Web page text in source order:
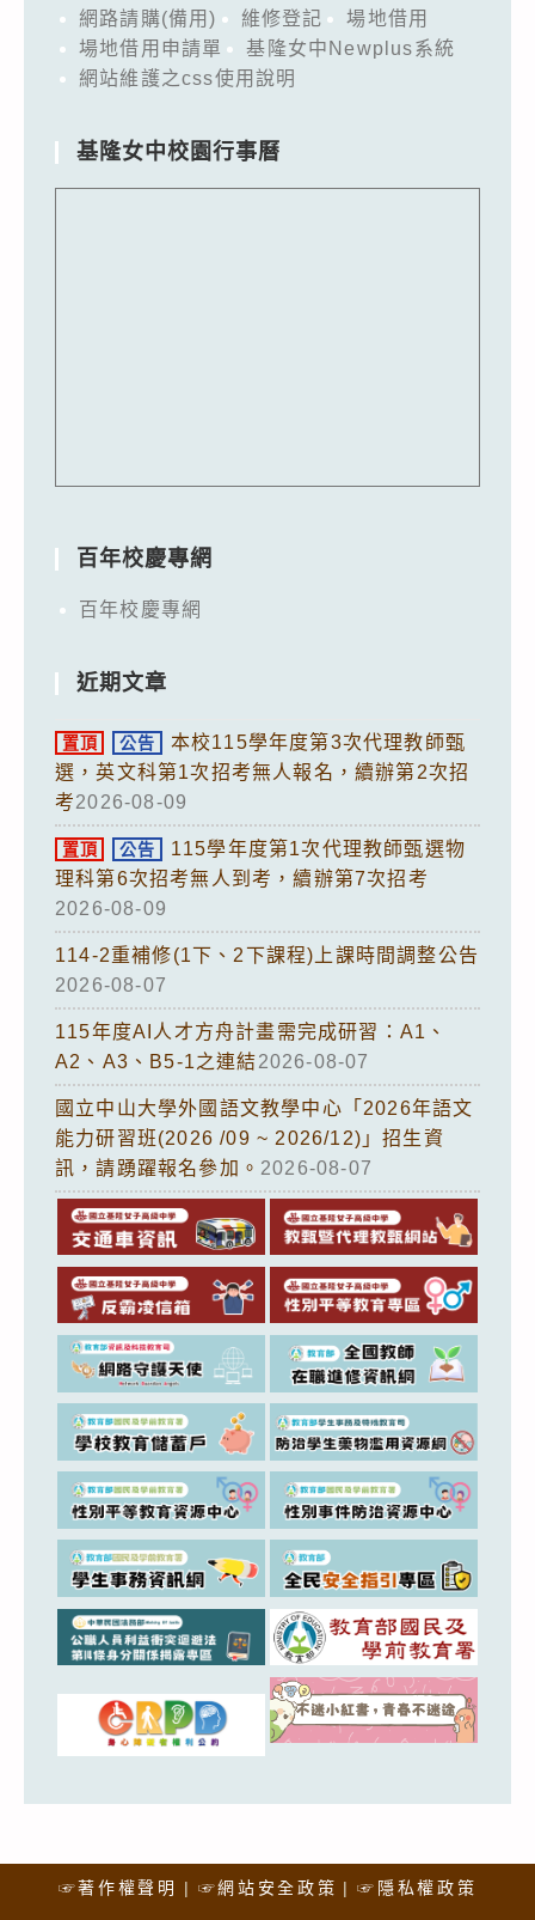
網路請購(備用)
維修登記
場地借用
場地借用申請單
基隆女中Newplus系統
網站維護之css使用說明
基隆女中校園行事曆
百年校慶專網
百年校慶專網
近期文章
置頂 公告
本校115學年度第3次代理教師甄
選，英文科第1次招考無人報名，續辦第2次招
考2026-08-09
置頂 公告
115學年度第1次代理教師甄選物
理科第6次招考無人到考，續辦第7次招考
2026-08-09
114-2重補修(1下、2下課程)上課時間調整公告
2026-08-07
115年度AI人才方舟計畫需完成研習：A1、
A2、A3、B5-1之連結2026-08-07
國立中山大學外國語文教學中心「2026年語文
能力研習班(2026 /09 ~ 2026/12)」招生資
訊，請踴躍報名參加。 2026-08-07
☞著作權聲明 ☞網站安全政策 ☞隱私權政策